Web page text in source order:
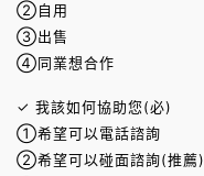
②自用
③出售
④同業想合作
✓ 我該如何協助您(必)
①希望可以電話諮詢
②希望可以碰面諮詢(推薦)